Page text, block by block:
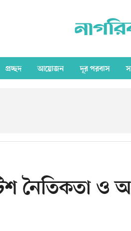
প্রচ্ছদ আয়োজন দূর পরবাস
নৈতিকতা ও